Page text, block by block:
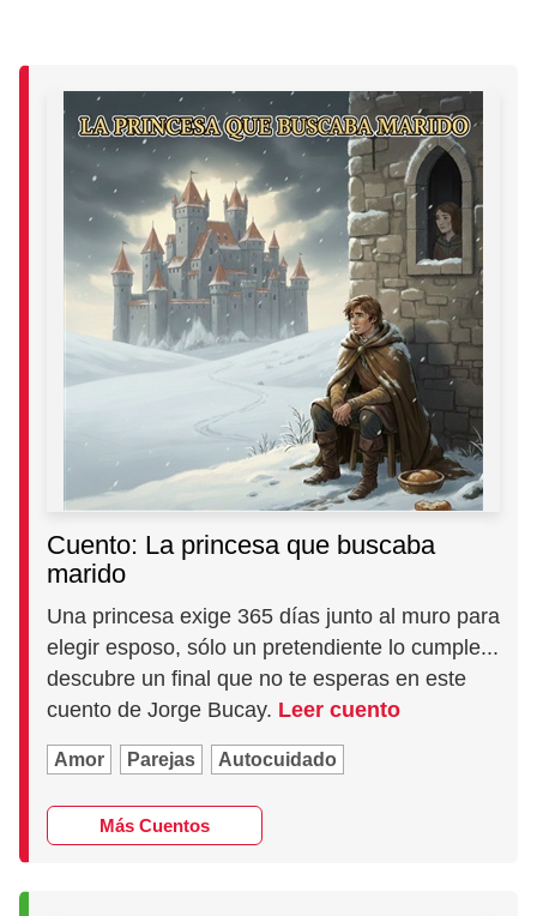
Cuento: La princesa que buscaba
marido
Una princesa exige 365 días junto al muro para
elegir esposo, sólo un pretendiente lo cumple...
descubre un final que no te esperas en este
cuento de Jorge Bucay. Leer cuento
Amor Parejas Autocuidado
Más Cuentos